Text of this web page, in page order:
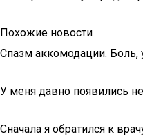
Похожие новости
Спазм аккомодации. Боль,
У меня давно появились
Сначала я обратился к